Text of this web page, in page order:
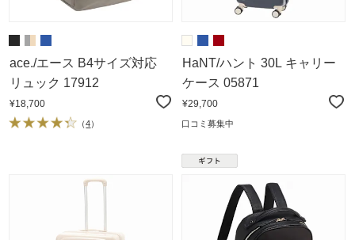
ace./エース B4サイズ対応
リュック 17912
¥18,700
（4）
HaNT/ハント 30L キャリー
ケース 05871
¥29,700
口コミ募集中